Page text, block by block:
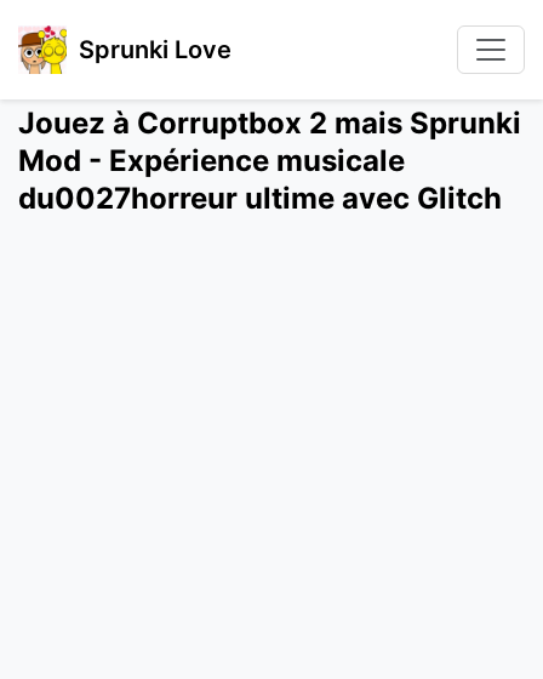
Sprunki Love
Jouez à Corruptbox 2 mais Sprunki
Mod - Expérience musicale
du0027horreur ultime avec Glitch